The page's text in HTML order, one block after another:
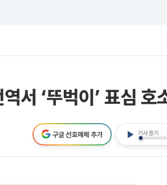
서 ‘뚜벅이’ 표심
기사 듣기
구글 선호매체 추가